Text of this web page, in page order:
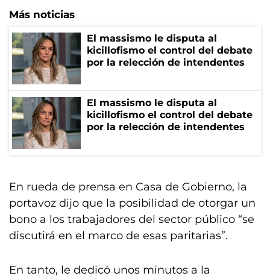
Más noticias
El massismo le disputa al
kicillofismo el control del debate
por la relección de intendentes
El massismo le disputa al
kicillofismo el control del debate
por la relección de intendentes
En rueda de prensa en Casa de Gobierno, la
portavoz dijo que la posibilidad de otorgar un
bono a los trabajadores del sector público “se
discutirá en el marco de esas paritarias”.
En tanto, le dedicó unos minutos a la